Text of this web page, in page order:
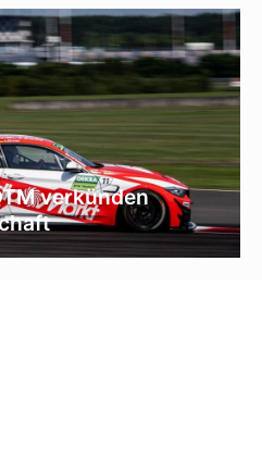
verkünden